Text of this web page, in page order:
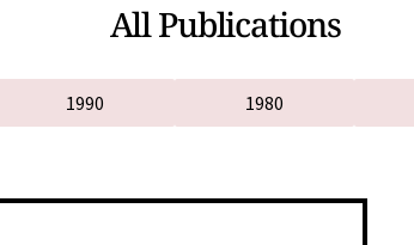
All Publications
1990 1980